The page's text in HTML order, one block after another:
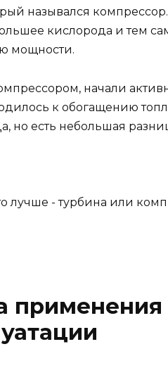
назывался
кислорода и тем
мощности.
начали
к обогащению
но есть небольшая
применения